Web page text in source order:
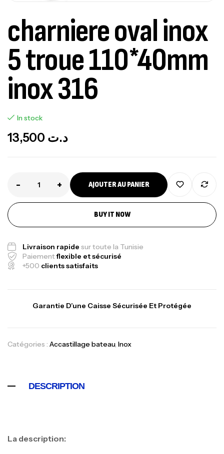
charniere oval inox
5 troue 110*40mm
inox 316
In stock
د.ت
- + AJOUTER AU PANIER
BUY IT NOW
Livraison rapide sur toute la Tunisie
Paiementflexible et sécurisé
+500 clients satisfaits
Garantie D’une Caisse Sécurisée Et Protégée
Catégories : Accastillage bateau, Inox
DESCRIPTION
La description:
Canne Jigging Sunset Massive Attack